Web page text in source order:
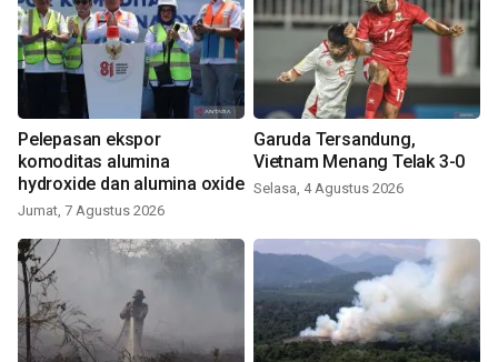
Pelepasan ekspor
komoditas alumina
hydroxide dan alumina oxide
Jumat, 7 Agustus 2026
Garuda Tersandung,
Vietnam Menang Telak 3-0
Selasa, 4 Agustus 2026